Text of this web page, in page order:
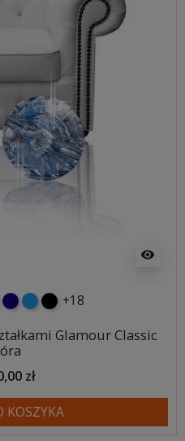
visibility
granatowy
niebieski
czarny
+18
Glamour Classic
zł
KOSZYKA